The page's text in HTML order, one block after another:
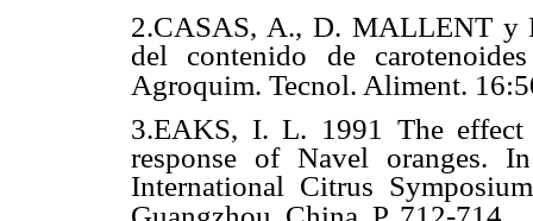
2.CASAS, A., D. MALLENT y
del contenido de
Agroquim. Tecnol. Aliment.
3.EAKS, I. L. 1991 The effect
response of Navel oranges.
International Citrus